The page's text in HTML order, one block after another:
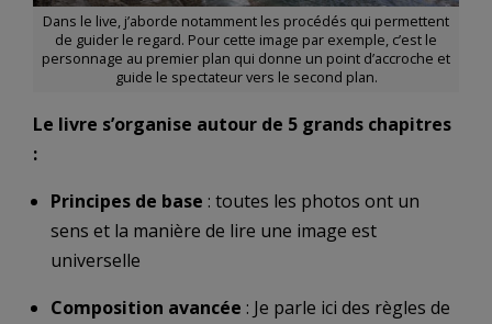
Dans le live, j’aborde notamment les procédés qui permettent
de guider le regard. Pour cette image par exemple, c’est le
personnage au premier plan qui donne un point d’accroche et
guide le spectateur vers le second plan.
Le livre s’organise autour de 5 grands chapitres
:
Principes de base : toutes les photos ont un
sens et la manière de lire une image est
universelle
Composition avancée : Je parle ici des règles de